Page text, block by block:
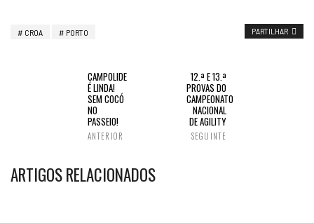
CROA PORTO PARTILHAR
CAMPOLIDE
É LINDA!
SEM COCÓ
NO
PASSEIO!
ANTERIOR
12.ª E 13.ª
PROVAS DO
CAMPEONATO
NACIONAL
DE AGILITY
SEGUINTE
ARTIGOS RELACIONADOS